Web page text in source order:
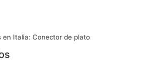
en Italia: Conector de plato